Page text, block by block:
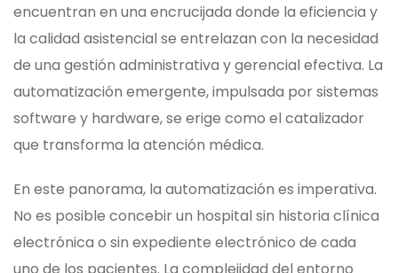
encuentran en una encrucijada donde la eficiencia y
la calidad asistencial se entrelazan con la necesidad
de una gestión administrativa y gerencial efectiva. La
automatización emergente, impulsada por sistemas
software y hardware, se erige como el catalizador
que transforma la atención médica.
En este panorama, la automatización es imperativa.
No es posible concebir un hospital sin historia clínica
electrónica o sin expediente electrónico de cada
uno de los pacientes. La complejidad del entorno